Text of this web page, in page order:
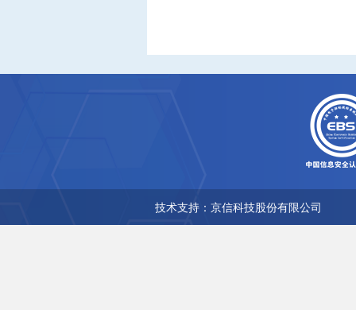
技术支持：京信科技股份有限公司